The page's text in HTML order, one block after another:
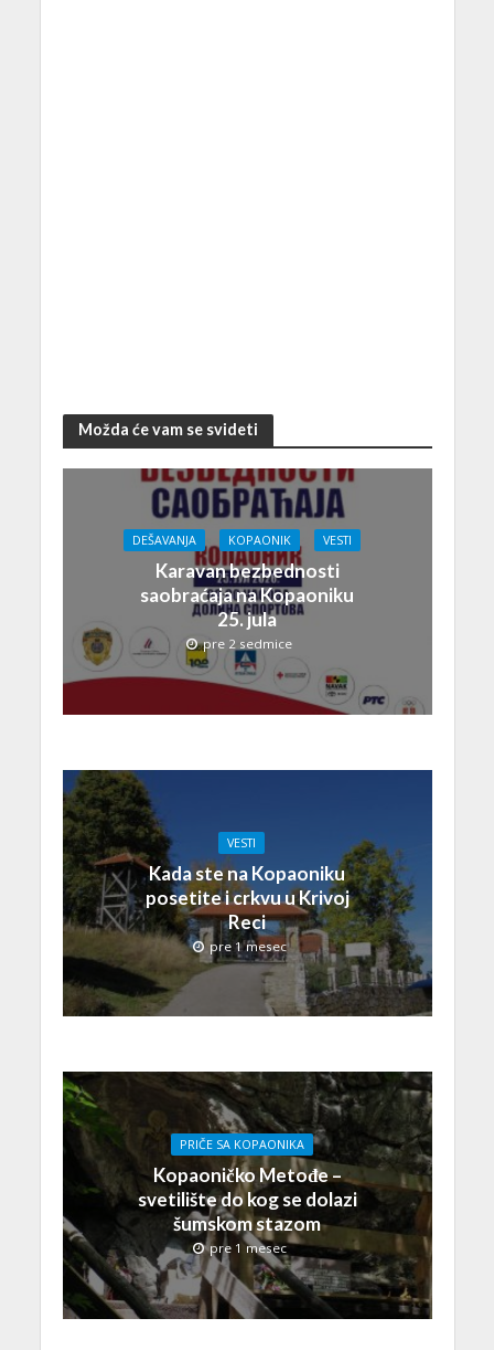
Možda će vam se svideti
DEŠAVANJA KOPAONIK VESTI
Karavan bezbednosti
saobraćaja na Kopaoniku
25. jula
pre 2 sedmice
VESTI
Kada ste na Kopaoniku
posetite i crkvu u Krivoj
Reci
pre 1 mesec
PRIČE SA KOPAONIKA
Kopaoničko Metođe –
svetilište do kog se dolazi
šumskom stazom
pre 1 mesec